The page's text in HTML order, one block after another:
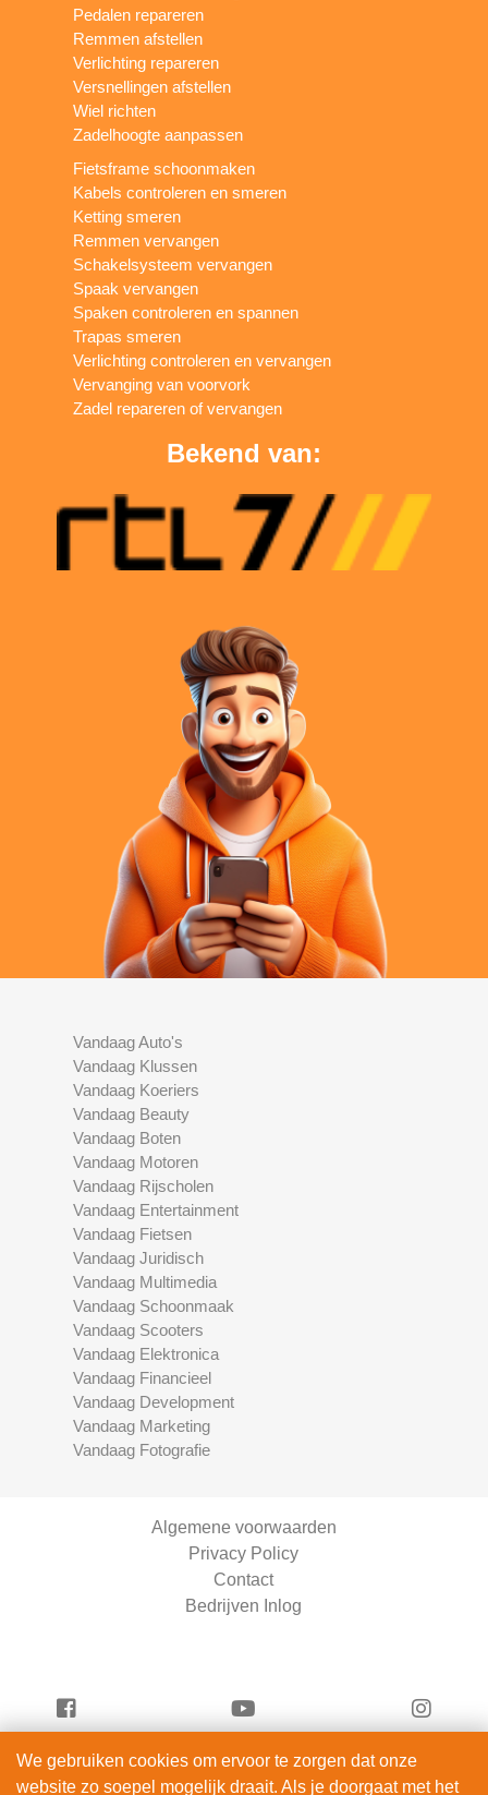
Pedalen repareren
Remmen afstellen
Verlichting repareren
Versnellingen afstellen
Wiel richten
Zadelhoogte aanpassen
Fietsframe schoonmaken
Kabels controleren en smeren
Ketting smeren
Remmen vervangen
Schakelsysteem vervangen
Spaak vervangen
Spaken controleren en spannen
Trapas smeren
Verlichting controleren en vervangen
Vervanging van voorvork
Zadel repareren of vervangen
Bekend van:
Vandaag Auto's
Vandaag Klussen
Vandaag Koeriers
Vandaag Beauty
Vandaag Boten
Vandaag Motoren
Vandaag Rijscholen
Vandaag Entertainment
Vandaag Fietsen
Vandaag Juridisch
Vandaag Multimedia
Vandaag Schoonmaak
Vandaag Scooters
Vandaag Elektronica
Vandaag Financieel
Vandaag Development
Vandaag Marketing
Vandaag Fotografie
Algemene voorwaarden
Privacy Policy
Contact
Bedrijven Inlog
Vandaag Fietsen is onderdeel van
We gebruiken cookies om ervoor te zorgen dat onze
website zo soepel mogelijk draait. Als je doorgaat met het